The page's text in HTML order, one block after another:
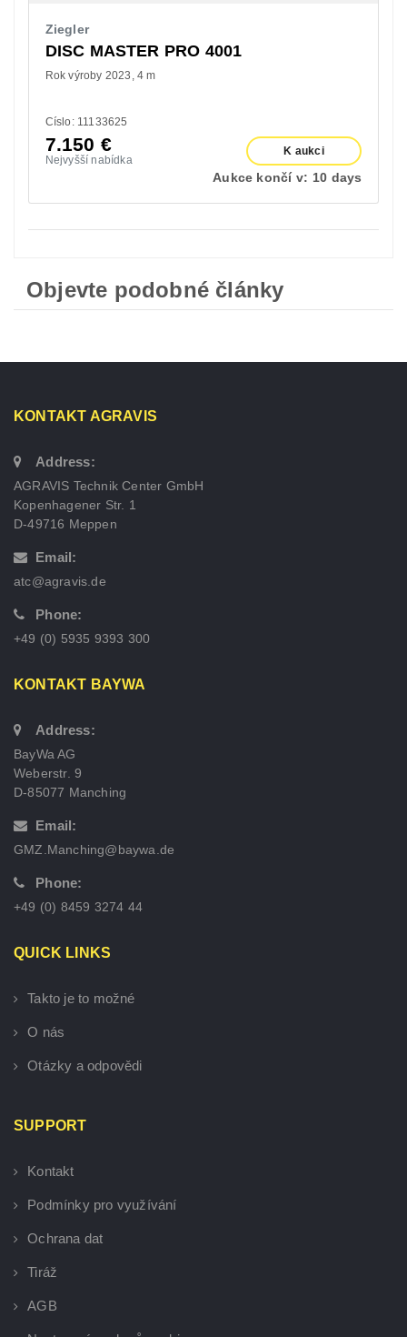
Ziegler
DISC MASTER PRO 4001
Rok výroby 2023 4 m
Císlo: 11133625
7.150 €
Nejvyšší nabídka
K aukci
Aukce končí v: 10 days
Objevte podobné články
KONTAKT AGRAVIS
Address:
AGRAVIS Technik Center GmbH
Kopenhagener Str. 1
D-49716 Meppen
Email:
atc@agravis.de
Phone:
+49 (0) 5935 9393 300
KONTAKT BAYWA
Address:
BayWa AG
Weberstr. 9
D-85077 Manching
Email:
GMZ.Manching@baywa.de
Phone:
+49 (0) 8459 3274 44
QUICK LINKS
Takto je to možné
O nás
Otázky a odpovědi
SUPPORT
Kontakt
Podmínky pro využívání
Ochrana dat
Tiráž
AGB